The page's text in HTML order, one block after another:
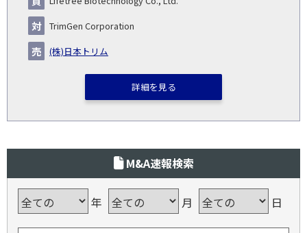
業・
事業
ム
TrimGen Corporation
(株)日本トリム
詳細を見る
M&A速報検索
年 月 日